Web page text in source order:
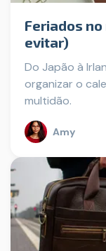
Feriados
evitar)
Do Japão à
organizar o
multidão.
Amy